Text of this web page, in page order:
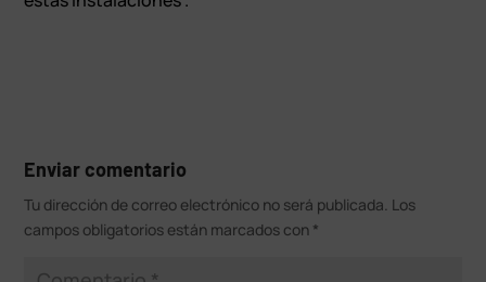
Enviar comentario
Tu dirección de correo electrónico no será publicada. Los
campos obligatorios están marcados con *